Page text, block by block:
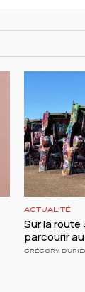
ACTUALITÉ
Sur la route
parcourir
GRÉGORY